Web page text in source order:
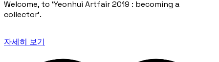
Welcome, to ‘Yeonhui Artfair 2019 : becoming a
collector’.
자세히 보기